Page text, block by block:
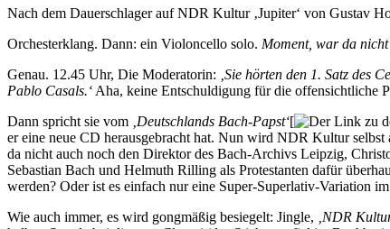
Nach dem Dauerschlager auf NDR Kultur ‚Jupiter‘ von Gustav
Orchesterklang. Dann: ein Violoncello solo. Moment, war da
Genau. 12.45 Uhr, Die Moderatorin: ‚Sie hörten den 1. Satz des
Pablo Casals.‘ Aha, keine Entschuldigung für die offensichtliche
Dann spricht sie vom ‚Deutschlands Bach-Papst‘[
er eine neue CD herausgebracht hat. Nun wird NDR Kultur
da nicht auch noch den Direktor des Bach-Archivs Leipzig,
Sebastian Bach und Helmuth Rilling als Protestanten dafür
werden? Oder ist es einfach nur eine Super-Superlativ-Variation
Wie auch immer, es wird gongmäßig besiegelt: Jingle,
‚NDR